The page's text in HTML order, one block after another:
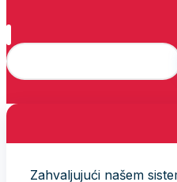
Zahvaljujući našem